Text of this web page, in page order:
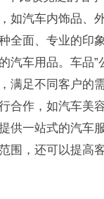
如汽车内饰品、
全面、专业的印
汽车用品。车品”
满足不同客户的
合作，如汽车美
供一站式的汽车
围，还可以提高